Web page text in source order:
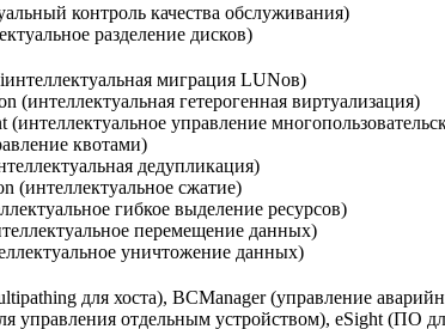
контроль качества обслуживания)
разделение дисков)
миграция LUNов)
(интеллектуальная гетерогенная виртуализация)
(интеллектуальное управление
квотами)
дедупликация)
(интеллектуальное сжатие)
гибкое выделение ресурсов)
перемещение данных)
уничтожение данных)
для хоста), BCManager (управление
управления отдельным устройством), eSight (ПО